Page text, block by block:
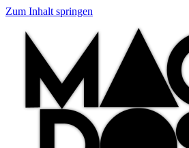
Zum Inhalt springen